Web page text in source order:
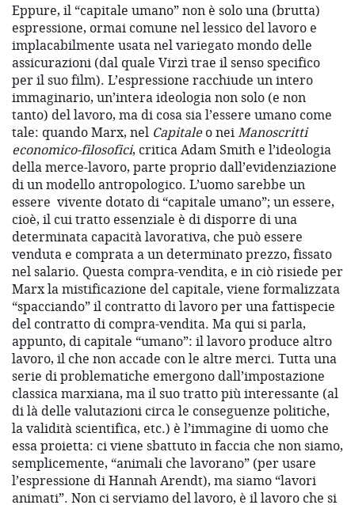
Eppure, il “capitale umano” non è solo una (brutta)
espressione, ormai comune nel lessico del lavoro e
implacabilmente usata nel variegato mondo delle
assicurazioni (dal quale Virzì trae il senso specifico
per il suo film). L’espressione racchiude un intero
immaginario, un’intera ideologia non solo (e non
tanto) del lavoro, ma di cosa sia l’essere umano come
tale: quando Marx, nel Capitaleo neiManoscritti
economico-filosofici, critica Adam Smith e l’ideologia
della merce-lavoro, parte proprio dall’evidenziazione
di un modello antropologico. L’uomo sarebbe un
essere vivente dotato di “capitale umano”; un essere,
cioè, il cui tratto essenziale è di disporre di una
determinata capacità lavorativa, che può essere
venduta e comprata a un determinato prezzo, fissato
nel salario. Questa compra-vendita, e in ciò risiede per
Marx la mistificazione del capitale, viene formalizzata
“spacciando” il contratto di lavoro per una fattispecie
del contratto di compra-vendita. Ma qui si parla,
appunto, di capitale “umano”: il lavoro produce altro
lavoro, il che non accade con le altre merci. Tutta una
serie di problematiche emergono dall’impostazione
classica marxiana, ma il suo tratto più interessante (al
di là delle valutazioni circa le conseguenze politiche,
la validità scientifica, etc.) è l’immagine di uomo che
essa proietta: ci viene sbattuto in faccia che non siamo,
semplicemente, “animali che lavorano” (per usare
l’espressione di Hannah Arendt), ma siamo “lavori
animati”. Non ci serviamo del lavoro, è il lavoro che si